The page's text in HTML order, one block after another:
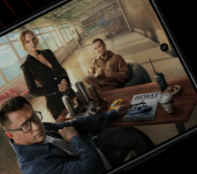
самом деле два
драма,
жизни британского
банды,
торговля
насилие; другой —
Бэйли с
Магический
интригующий и
вопросом о
насколько то, что